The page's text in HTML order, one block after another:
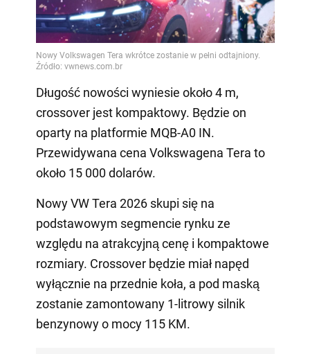
Długość nowości wyniesie około 4 m,
crossover jest kompaktowy. Będzie on
oparty na platformie MQB-A0 IN.
Przewidywana cena Volkswagena Tera to
około 15 000 dolarów.
Nowy VW Tera 2026 skupi się na
podstawowym segmencie rynku ze
względu na atrakcyjną cenę i kompaktowe
rozmiary. Crossover będzie miał napęd
wyłącznie na przednie koła, a pod maską
zostanie zamontowany 1-litrowy silnik
benzynowy o mocy 115 KM.